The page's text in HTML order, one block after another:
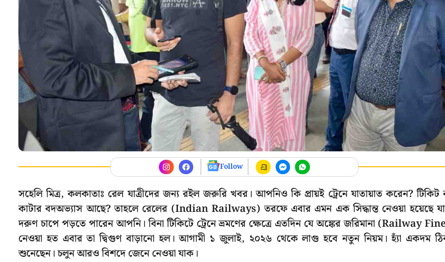
Follow
সহেলি মিত্র, কলকাতাঃ রেল যাত্রীদের জন্য রইল জরুরি খবর। আপনিও কি প্রায়ই ট্রেনে যাতায়াত করেন? টিকিট
কাটার বদঅভ্যাস আছে? তাহলে রেলের (Indian Railways) তরফে এবার এমন এক সিদ্ধান্ত নেওয়া হয়েছে
দরুণ চাপে পড়তে পারেন আপনি। বিনা টিকিটে ট্রেনে ভ্রমণের ক্ষেত্রে এতদিন যে অঙ্কের জরিমানা (Railway
নেওয়া হত এবার তা দ্বিগুণ বাড়ানো হল। আগামী ১ জুলাই, ২০২৬ থেকে লাগু হবে নতুন নিয়ম। হ্যাঁ একদম
শুনেছেন। চলুন আরও বিশদে জেনে নেওয়া যাক।